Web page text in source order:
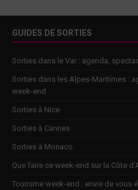
GUIDES DE SORTIES
Sorties dans le Var : agenda,
Sorties dans les Alpes-Maritimes :
week-end
Sorties à Nice
Sorties à Cannes
Sorties à Monaco
Que faire ce week-end sur la Côte
Tourisme week-end : envie de vous